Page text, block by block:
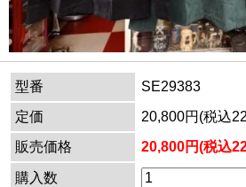
型番
SE29383
定価
20,800円(税込
販売価格
20,800円(税込
購入数